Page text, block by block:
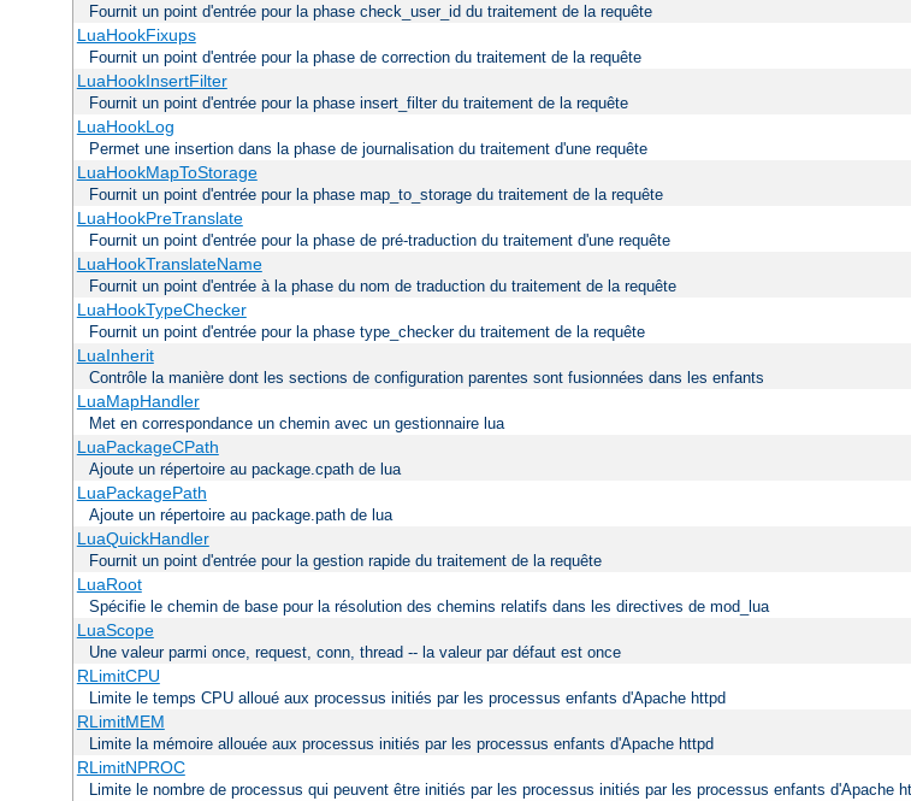
Fournit un point d'entrée pour la phase check_user_id du traitement de la requête
LuaHookFixups
Fournit un point d'entrée pour la phase de correction du traitement de la requête
LuaHookInsertFilter
Fournit un point d'entrée pour la phase insert_filter du traitement de la requête
LuaHookLog
Permet une insertion dans la phase de journalisation du traitement d'une requête
LuaHookMapToStorage
Fournit un point d'entrée pour la phase map_to_storage du traitement de la requête
LuaHookPreTranslate
Fournit un point d'entrée pour la phase de pré-traduction du traitement d'une requête
LuaHookTranslateName
Fournit un point d'entrée à la phase du nom de traduction du traitement de la requête
LuaHookTypeChecker
Fournit un point d'entrée pour la phase type_checker du traitement de la requête
LuaInherit
Contrôle la manière dont les sections de configuration parentes sont fusionnées dans les enfants
LuaMapHandler
Met en correspondance un chemin avec un gestionnaire lua
LuaPackageCPath
Ajoute un répertoire au package.cpath de lua
LuaPackagePath
Ajoute un répertoire au package.path de lua
LuaQuickHandler
Fournit un point d'entrée pour la gestion rapide du traitement de la requête
LuaRoot
Spécifie le chemin de base pour la résolution des chemins relatifs dans les directives de mod_lua
LuaScope
Une valeur parmi once, request, conn, thread -- la valeur par défaut est once
RLimitCPU
Limite le temps CPU alloué aux processus initiés par les processus enfants d'Apache httpd
RLimitMEM
Limite la mémoire allouée aux processus initiés par les processus enfants d'Apache httpd
RLimitNPROC
Limite le nombre de processus qui peuvent être initiés par les processus initiés par les processus enfants d'Apache